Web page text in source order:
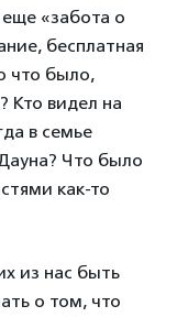
«забота о
бесплатная
что было,
Кто видел на
в семье
Что было
как-то
из нас быть
о том, что